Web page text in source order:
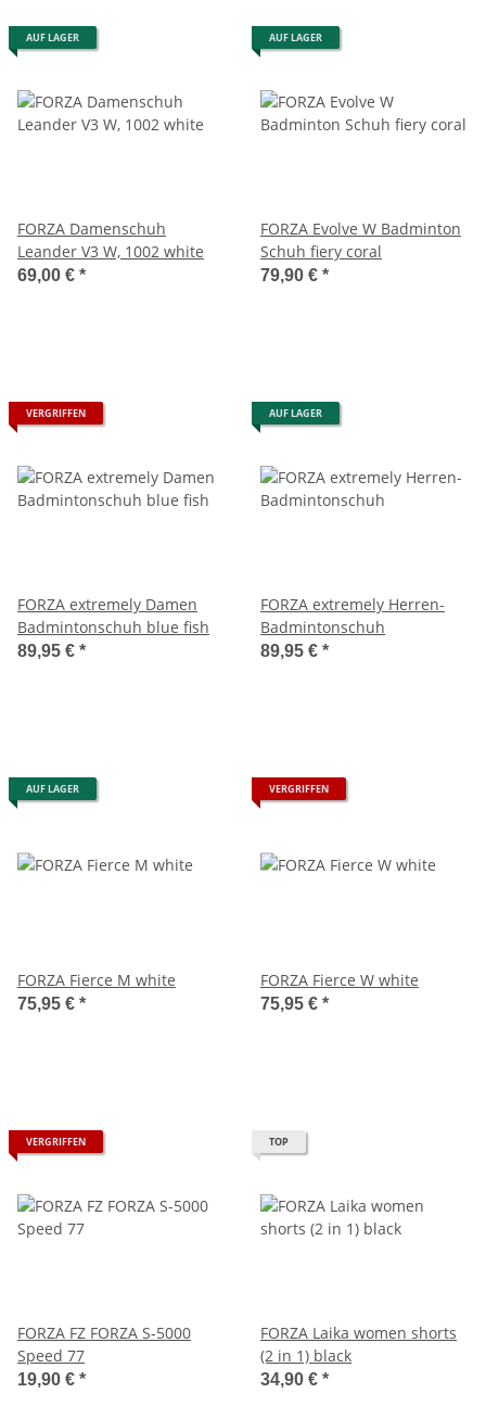
AUF LAGER
FORZA Damenschuh
Leander V3 W, 1002 white
69,00 € *
AUF LAGER
FORZA Evolve W Badminton
Schuh fiery coral
79,90 € *
VERGRIFFEN
FORZA extremely Damen
Badmintonschuh blue fish
89,95 € *
AUF LAGER
FORZA extremely Herren-
Badmintonschuh
89,95 € *
AUF LAGER
FORZA Fierce M white
75,95 € *
VERGRIFFEN
FORZA Fierce W white
75,95 € *
VERGRIFFEN
FORZA FZ FORZA S-5000
Speed 77
19,90 € *
TOP
FORZA Laika women shorts
(2 in 1) black
34,90 € *